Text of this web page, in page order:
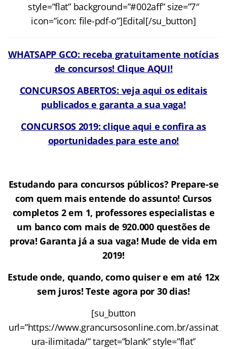
style=”flat” background=”#002aff” size=”7″
icon=”icon: file-pdf-o”]Edital[/su_button]
WHATSAPP GCO: receba gratuitamente notícias
de concursos! Clique AQUI!
CONCURSOS ABERTOS: veja aqui os editais
publicados e garanta a sua vaga!
CONCURSOS 2019: clique aqui e confira as
oportunidades para este ano!
Estudando para concursos públicos? Prepare-se
com quem mais entende do assunto! Cursos
completos 2 em 1, professores especialistas e
um banco com mais de 920.000 questões de
prova! Garanta já a sua vaga! Mude de vida em
2019!
Estude onde, quando, como quiser e em até 12x
sem juros! Teste agora por 30 dias!
[su_button
url=”https://www.grancursosonline.com.br/assinat
ura-ilimitada/” target=”blank” style=”flat”